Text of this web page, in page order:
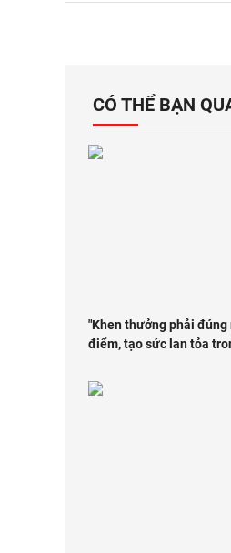
CÓ THỂ BẠN
"Khen thưởng phải
điểm, tạo sức lan tỏa